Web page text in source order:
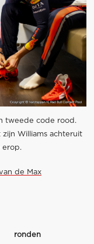
tweede code rood.
Williams achteruit
erop.
de Max
ronden